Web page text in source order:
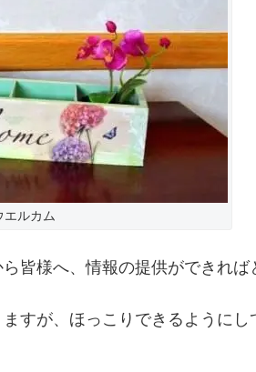
エルカム
皆様へ、情報の提供ができれば
すが、ほっこりできるようにし